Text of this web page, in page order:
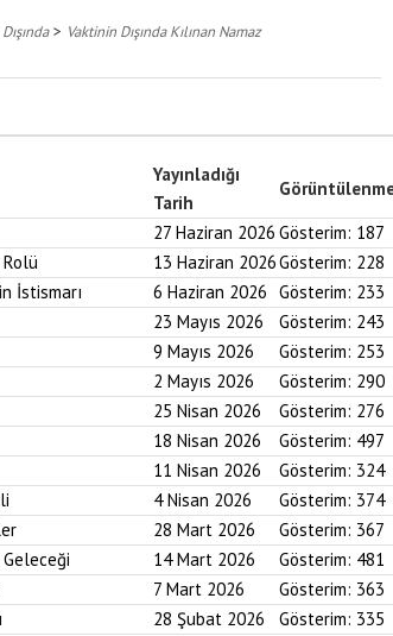
> Vaktinin Dışında Kılınan Namaz
Yayınladığı
Tarih
27 Haziran 2026 Gösterim: 187
Rolü 13 Haziran 2026Gösterim: 228
İstismarı 6 Haziran 2026 Gösterim: 233
23 Mayıs 2026 Gösterim: 243
9 Mayıs 2026 Gösterim: 253
2 Mayıs 2026 Gösterim: 290
25 Nisan 2026 Gösterim: 276
18 Nisan 2026 Gösterim: 497
11 Nisan 2026 Gösterim: 324
4 Nisan 2026 Gösterim: 374
28 Mart 2026 Gösterim: 367
Geleceği 14 Mart 2026 Gösterim: 481
7 Mart 2026 Gösterim: 363
28 Şubat 2026 Gösterim: 335